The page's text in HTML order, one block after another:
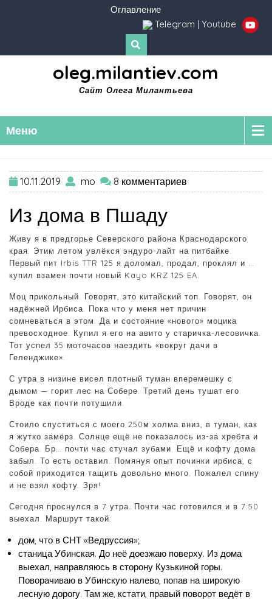
Оглавление
Telegram | Youtube
oleg.milantiev.com
Сайт Олега Милантьева
Меню
10.11.2019 mo 8 комментариев
Из дома в Пшаду
Живу я в предгорье Северского района Краснодарского
края. Этим летом увлёкся эндуро-лайт на питбайке.
Первый пит Irbis TTR 125 я доломал, продал, проклял и …
купил взамен почти новый Kayo KRZ 125 EA.
Моц прикольный. Говорят, это китайский топ. Говорят, он
надёжней Ирбиса. Пока что у меня нет причин
сомневаться в этом. Да и состояние «нового» моцика
превосходное. Купил я его на авито у старичка-лесовичка.
Тот успел 35 моточасов наездить «вокруг дачи в
Геленджике».
С утра в низине висел плотный туман вперемешку с
дымом — горит лес на Собере. Третий день тушат его.
Вроде как почти потушили.
Стоило спуститься с моего 250м холма вниз, в туман, как
я жутко замёрз. Солнце ещё не показалось из-за хребта и
Собера. Бр… почти час стучал зубами. Ещё и кофту дома
забыл. То есть оставил. Помянуя опыт починки ирбиса, с
собой приходится тащить довольно много. Пожалел спину
и не взял кофту. Зря!
Сегодня проснулся в 7 утра. Почти час готовился и в 7:50
выехал. Маршрут такой:
дом, что в СНТ «Ведруссия»;
станица Убинская. До неё доезжаю поверху. Из дома
выехал, направляюсь в сторону Кузькиной горы.
Поворачиваю в Убинскую налево, попав на широкую
лесную дорогу. Там же, кстати, правый поворот ведёт в